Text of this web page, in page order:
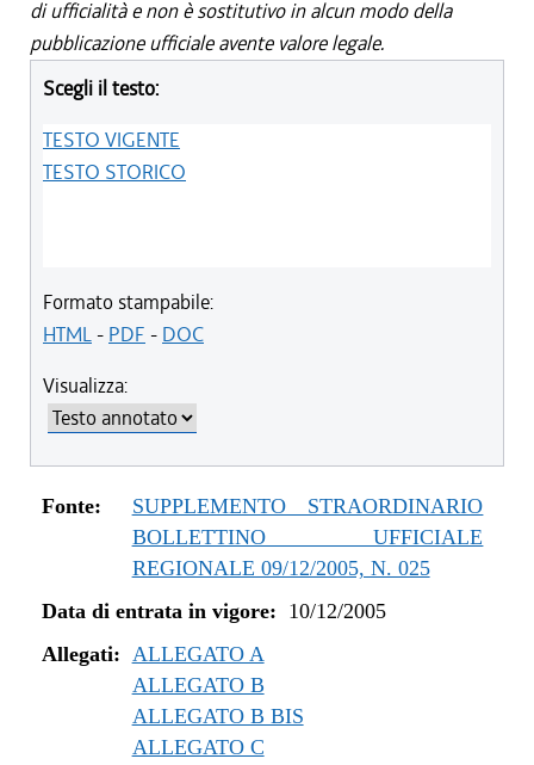
di ufficialità e non è sostitutivo in alcun modo della
pubblicazione ufficiale avente valore legale.
Scegli il testo:
TESTO VIGENTE
TESTO STORICO
Formato stampabile:
HTML- PDF - DOC
Visualizza:
Fonte:
SUPPLEMENTO STRAORDINARIO
BOLLETTINO UFFICIALE
REGIONALE 09/12/2005, N. 025
Data di entrata in vigore: 10/12/2005
Allegati: ALLEGATO A
ALLEGATO B
ALLEGATO B BIS
ALLEGATO C